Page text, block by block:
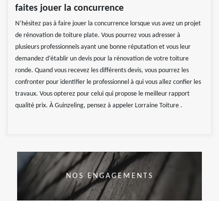
faites jouer la concurrence
N’hésitez pas à faire jouer la concurrence lorsque vus avez un projet
de rénovation de toiture plate. Vous pourrez vous adresser à
plusieurs professionnels ayant une bonne réputation et vous leur
demandez d’établir un devis pour la rénovation de votre toiture
ronde. Quand vous recevez les différents devis, vous pourrez les
confronter pour identifier le professionnel à qui vous allez confier les
travaux. Vous opterez pour celui qui propose le meilleur rapport
qualité prix. À Guinzeling, pensez à appeler Lorraine Toiture .
NOS ENGAGEMENTS